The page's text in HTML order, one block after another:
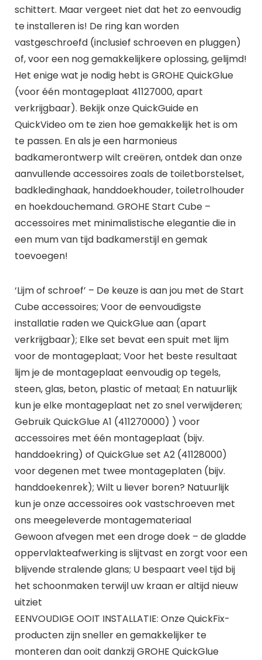
schittert. Maar vergeet niet dat het zo eenvoudig
te installeren is! De ring kan worden
vastgeschroefd (inclusief schroeven en pluggen)
of, voor een nog gemakkelijkere oplossing, gelijmd!
Het enige wat je nodig hebt is GROHE QuickGlue
(voor één montageplaat 41127000, apart
verkrijgbaar). Bekijk onze QuickGuide en
QuickVideo om te zien hoe gemakkelijk het is om
te passen. En als je een harmonieus
badkamerontwerp wilt creëren, ontdek dan onze
aanvullende accessoires zoals de toiletborstelset,
badkledinghaak, handdoekhouder, toiletrolhouder
en hoekdouchemand. GROHE Start Cube –
accessoires met minimalistische elegantie die in
een mum van tijd badkamerstijl en gemak
toevoegen!
‘Lijm of schroef’ – De keuze is aan jou met de Start
Cube accessoires; Voor de eenvoudigste
installatie raden we QuickGlue aan (apart
verkrijgbaar); Elke set bevat een spuit met lijm
voor de montageplaat; Voor het beste resultaat
lijm je de montageplaat eenvoudig op tegels,
steen, glas, beton, plastic of metaal; En natuurlijk
kun je elke montageplaat net zo snel verwijderen;
Gebruik QuickGlue A1 (411270000) ) voor
accessoires met één montageplaat (bijv.
handdoekring) of QuickGlue set A2 (41128000)
voor degenen met twee montageplaten (bijv.
handdoekenrek); Wilt u liever boren? Natuurlijk
kun je onze accessoires ook vastschroeven met
ons meegeleverde montagemateriaal
Gewoon afvegen met een droge doek – de gladde
oppervlakteafwerking is slijtvast en zorgt voor een
blijvende stralende glans; U bespaart veel tijd bij
het schoonmaken terwijl uw kraan er altijd nieuw
uitziet
EENVOUDIGE OOIT INSTALLATIE: Onze QuickFix-
producten zijn sneller en gemakkelijker te
monteren dan ooit dankzij GROHE QuickGlue